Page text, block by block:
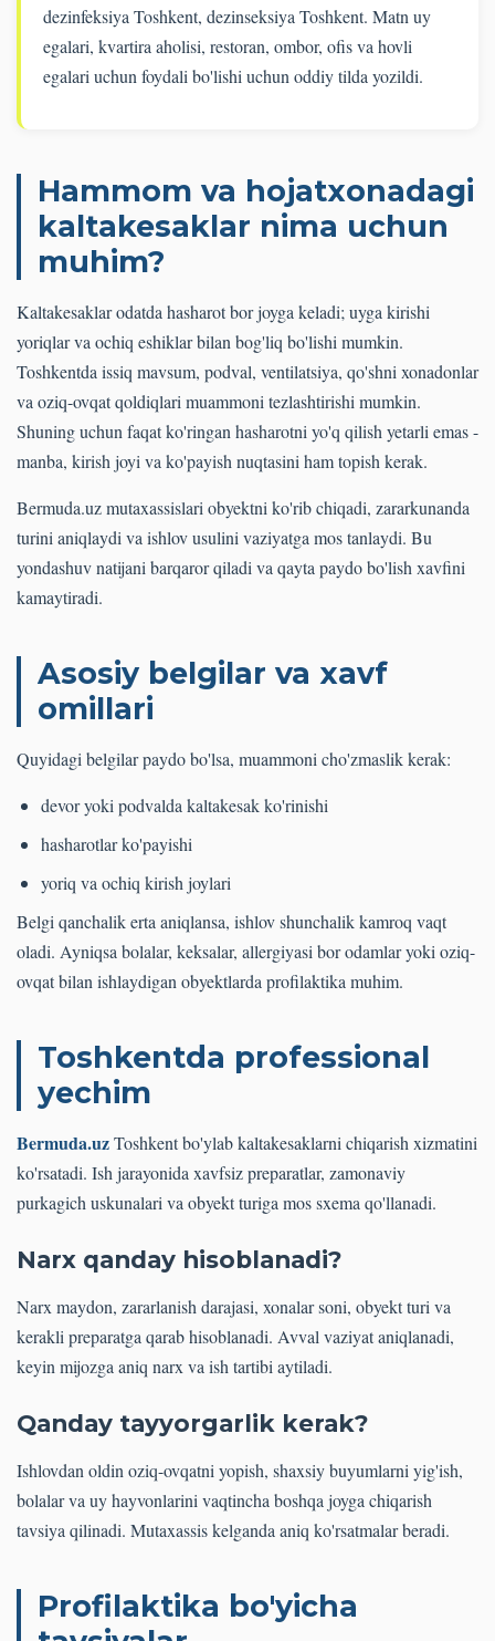
dezinfeksiya Toshkent, dezinseksiya Toshkent. Matn uy
egalari, kvartira aholisi, restoran, ombor, ofis va hovli
egalari uchun foydali bo'lishi uchun oddiy tilda yozildi.
Hammom va hojatxonadagi
kaltakesaklar nima uchun
muhim?
Kaltakesaklar odatda hasharot bor joyga keladi; uyga kirishi
yoriqlar va ochiq eshiklar bilan bog'liq bo'lishi mumkin.
Toshkentda issiq mavsum, podval, ventilatsiya, qo'shni xonadonlar
va oziq-ovqat qoldiqlari muammoni tezlashtirishi mumkin.
Shuning uchun faqat ko'ringan hasharotni yo'q qilish yetarli emas -
manba, kirish joyi va ko'payish nuqtasini ham topish kerak.
Bermuda.uz mutaxassislari obyektni ko'rib chiqadi, zararkunanda
turini aniqlaydi va ishlov usulini vaziyatga mos tanlaydi. Bu
yondashuv natijani barqaror qiladi va qayta paydo bo'lish xavfini
kamaytiradi.
Asosiy belgilar va xavf
omillari
Quyidagi belgilar paydo bo'lsa, muammoni cho'zmaslik kerak:
devor yoki podvalda kaltakesak ko'rinishi
hasharotlar ko'payishi
yoriq va ochiq kirish joylari
Belgi qanchalik erta aniqlansa, ishlov shunchalik kamroq vaqt
oladi. Ayniqsa bolalar, keksalar, allergiyasi bor odamlar yoki oziq-
ovqat bilan ishlaydigan obyektlarda profilaktika muhim.
Toshkentda professional
yechim
Bermuda.uzToshkent bo'ylab kaltakesaklarni chiqarish xizmatini
ko'rsatadi. Ish jarayonida xavfsiz preparatlar, zamonaviy
purkagich uskunalari va obyekt turiga mos sxema qo'llanadi.
Narx qanday hisoblanadi?
Narx maydon, zararlanish darajasi, xonalar soni, obyekt turi va
kerakli preparatga qarab hisoblanadi. Avval vaziyat aniqlanadi,
keyin mijozga aniq narx va ish tartibi aytiladi.
Qanday tayyorgarlik kerak?
Ishlovdan oldin oziq-ovqatni yopish, shaxsiy buyumlarni yig'ish,
bolalar va uy hayvonlarini vaqtincha boshqa joyga chiqarish
tavsiya qilinadi. Mutaxassis kelganda aniq ko'rsatmalar beradi.
Profilaktika bo'yicha